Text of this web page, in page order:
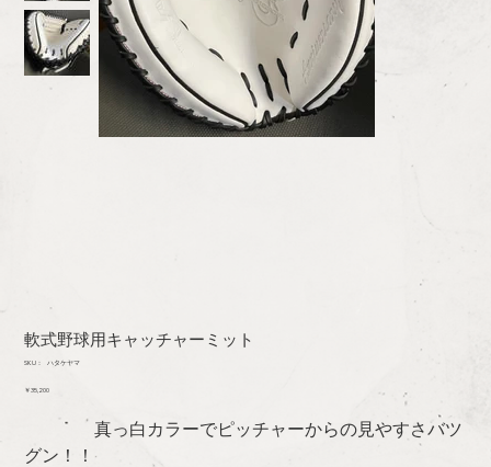
軟式野球用キャッチャーミット
SKU：
SKU：
タ
ハタケヤマ
価
￥35,200
真っ白カラーでピッチャーからの見やすさバツ
グン！！